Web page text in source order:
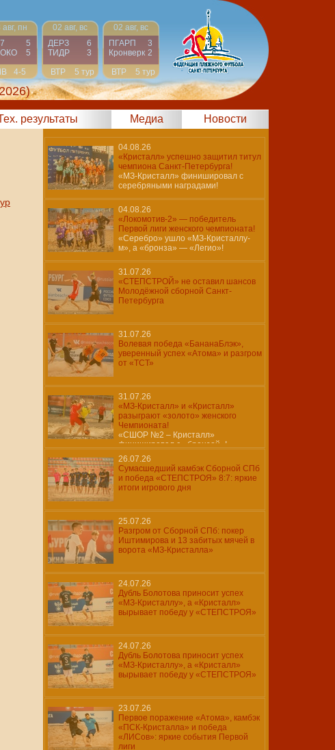
авг, пн
5
5
4-5
02 авг, вс
ДЕРЗ
6
ТИДР
3
ВТР
5 тур
02 авг, вс
ПГАРП
3
Кронверк 2
ВТР
5 тур
результаты Медиа Новости
04.08.26
«Кристалл» успешно защитил титул
чемпиона Санкт-Петербурга!
«МЗ-Кристалл» финишировал с
серебряными наградами!
04.08.26
«Локомотив-2» — победитель
Первой лиги женского чемпионата!
«Серебро» ушло «МЗ-Кристаллу-
м», а «бронза» — «Легио»!
31.07.26
«СТЕПСТРОЙ» не оставил шансов
Молодёжной сборной Санкт-
Петербурга
31.07.26
Волевая победа «БананаБлэк»,
уверенный успех «Атома» и разгром
от «ТСТ»
31.07.26
«МЗ-Кристалл» и «Кристалл»
разыграют «золото» женского
Чемпионата!
«СШОР №2 – Кристалл»
финишировал с «бронзой»!
26.07.26
Сумасшедший камбэк Сборной СПб
и победа «СТЕПСТРОЯ» 8:7: яркие
итоги игрового дня
25.07.26
Разгром от Сборной СПб: покер
Иштимирова и 13 забитых мячей в
ворота «МЗ-Кристалла»
24.07.26
Дубль Болотова приносит успех
«МЗ-Кристаллу», а «Кристалл»
вырывает победу у «СТЕПСТРОЯ»
24.07.26
Дубль Болотова приносит успех
«МЗ-Кристаллу», а «Кристалл»
вырывает победу у «СТЕПСТРОЯ»
23.07.26
Первое поражение «Атома», камбэк
«ПСК-Кристалла» и победа
«ЛИСов»: яркие события Первой
лиги